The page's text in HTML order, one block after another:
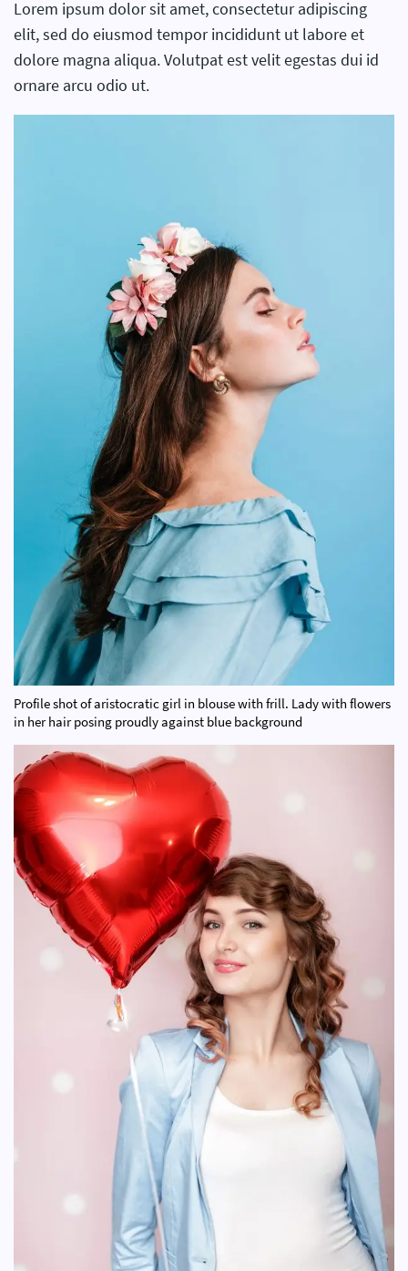
Lorem ipsum dolor sit amet, consectetur adipiscing
elit, sed do eiusmod tempor incididunt ut labore et
dolore magna aliqua. Volutpat est velit egestas dui id
ornare arcu odio ut.
Profile shot of aristocratic girl in blouse with frill. Lady with flowers
in her hair posing proudly against blue background